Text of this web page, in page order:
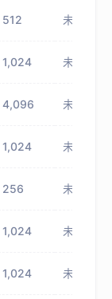
512 未知
1,024 未知
4,096 未知
1,024 未知
256 未知
1,024 未知
1,024 未知